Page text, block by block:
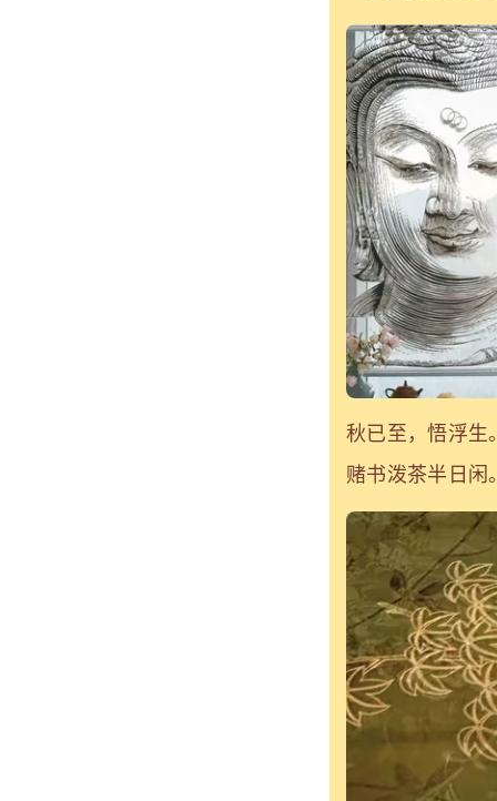
秋已至，悟浮生
赌书泼茶半日闲